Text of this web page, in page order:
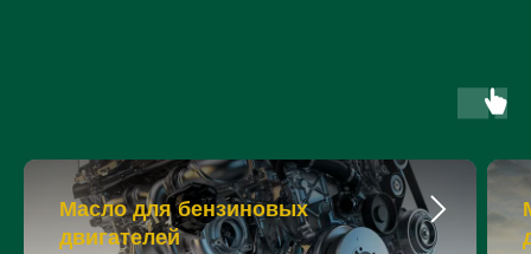
Масло для бензиновых
двигателей